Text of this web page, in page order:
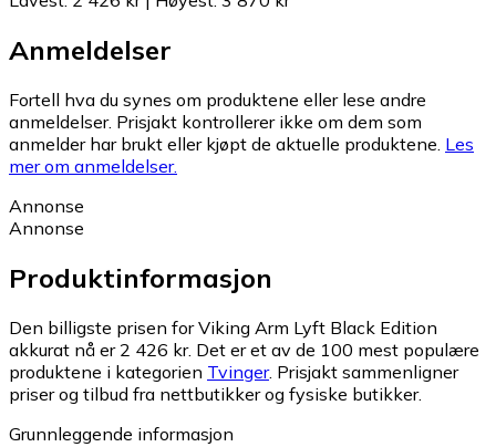
Anmeldelser
Fortell hva du synes om produktene eller lese andre
anmeldelser. Prisjakt kontrollerer ikke om dem som
anmelder har brukt eller kjøpt de aktuelle produktene. Les
mer om anmeldelser.
Annonse
Annonse
Produktinformasjon
Den billigste prisen for Viking Arm Lyft Black Edition
akkurat nå er 2 426 kr. Det er et av de 100 mest populære
produktene i kategorien Tvinger. Prisjakt sammenligner
priser og tilbud fra nettbutikker og fysiske butikker.
Grunnleggende informasjon